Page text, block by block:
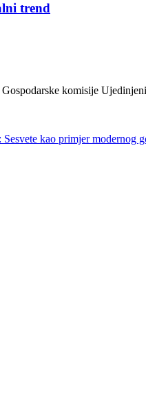
trend
komisije
kao primjer modernog